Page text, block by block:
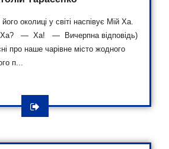
околиці у світі наспівує Мій Ха.
Ха? — Ха! — Вичерпна відповідь)
про наше чарівне місто жодного
п...